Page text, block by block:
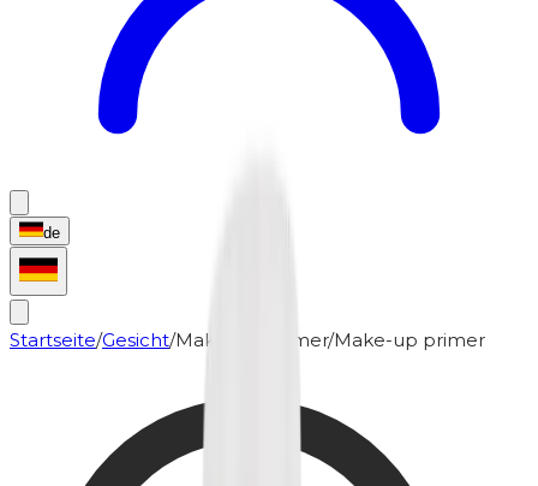
de
Startseite/Gesicht/Make-up-Primer/Make-up primer